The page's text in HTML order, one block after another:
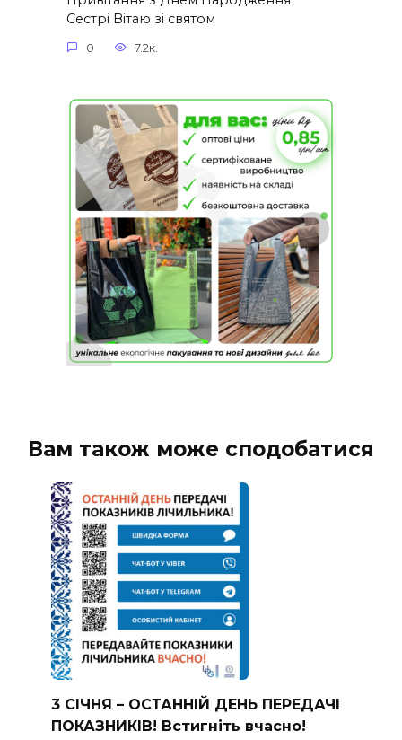
Сестрі Вітаю зі святом
0 7.2к.
Вам також може сподобатися
3 СІЧНЯ – ОСТАННІЙ ДЕНЬ ПЕРЕДАЧІ
ПОКАЗНИКІВ! Встигніть вчасно!